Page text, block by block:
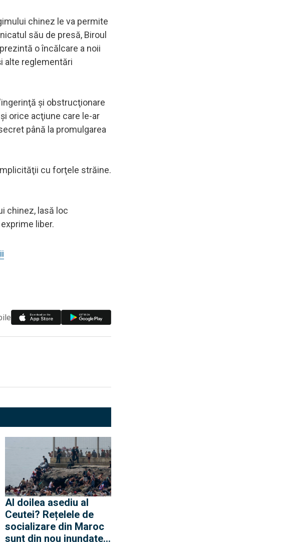
chinez le va permite
său de presă, Biroul
o încălcare a noii
alte reglementări
şi obstrucţionare
orice acţiune care le-ar
până la promulgarea
cu forţele străine.
chinez, lasă loc
liber.
Al doilea asediu al
Ceutei? Rețelele de
socializare din Maroc
sunt din nou inundate